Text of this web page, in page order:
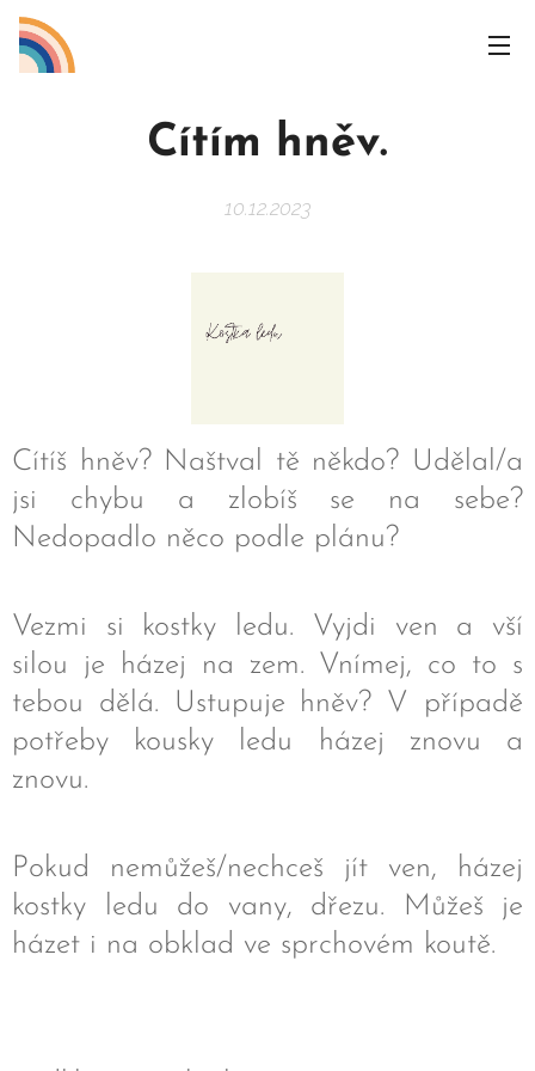
Cítím hněv.
10.12.2023
Cítíš hněv? Naštval tě někdo? Udělal/a
jsi chybu a zlobíš se na sebe?
Nedopadlo něco podle plánu?
Vezmi si kostky ledu. Vyjdi ven a vší
silou je házej na zem. Vnímej, co to s
tebou dělá. Ustupuje hněv? V případě
potřeby kousky ledu házej znovu a
znovu.
Pokud nemůžeš/nechceš jít ven, házej
kostky ledu do vany, dřezu. Můžeš je
házet i na obklad ve sprchovém koutě.